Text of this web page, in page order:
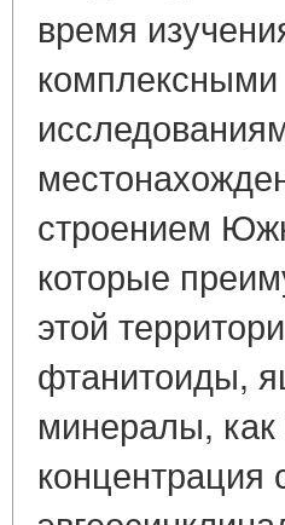
время
комплексными
строением
которые
этой
фтанитоиды,
минералы,
концентрация